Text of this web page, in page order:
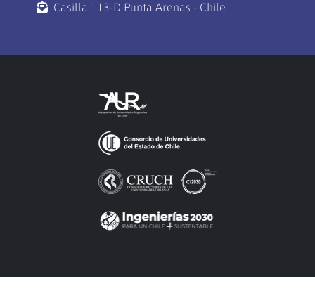
Casilla 113-D Punta Arenas - Chile